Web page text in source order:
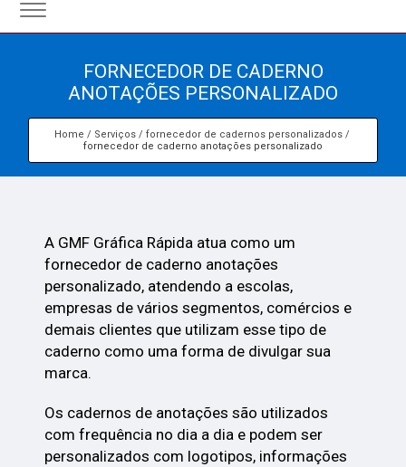
FORNECEDOR DE CADERNO
ANOTAÇÕES PERSONALIZADO
Home Serviços
fornecedor de cadernos personalizados
fornecedor de caderno anotações personalizado
A GMF Gráfica Rápida atua como um
fornecedor de caderno anotações
personalizado, atendendo a escolas,
empresas de vários segmentos, comércios e
demais clientes que utilizam esse tipo de
caderno como uma forma de divulgar sua
marca.
Os cadernos de anotações são utilizados
com frequência no dia a dia e podem ser
personalizados com logotipos, informações